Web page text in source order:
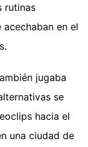
rutinas
en el
jugaba
se
hacia el
una ciudad de